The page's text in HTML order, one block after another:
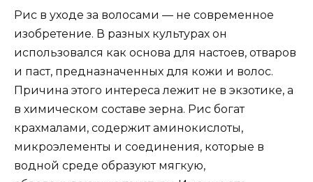
Рис в уходе за волосами — не современное
изобретение. В разных культурах он
использовался как основа для настоев, отваров
и паст, предназначенных для кожи и волос.
Причина этого интереса лежит не в экзотике, а
в химическом составе зерна. Рис богат
крахмалами, содержит аминокислоты,
микроэлементы и соединения, которые в
водной среде образуют мягкую,